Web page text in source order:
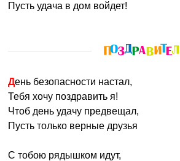
Пусть удача в дом войдет!
День безопасности настал,
Тебя хочу поздравить я!
Чтоб день удачу предвещал,
Пусть только верные друзья
С тобою рядышком идут,